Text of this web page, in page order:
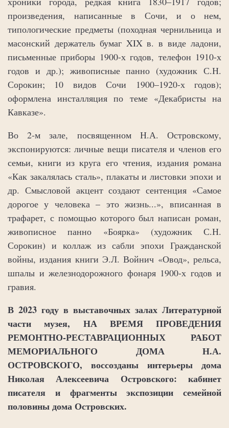
произведения, написанные в Сочи, и о нем,
типологические предметы (походная чернильница и
масонский держатель бумаг XIX в. в виде ладони,
письменные приборы 1900-х годов, телефон 1910-х
годов и др.); живописные панно (художник С.Н.
Сорокин; 10 видов Сочи 1900–1920-х годов);
оформлена инсталляция по теме «Декабристы на
Кавказе».
Во 2-м зале, посвященном Н.А. Островскому,
экспонируются: личные вещи писателя и членов его
семьи, книги из круга его чтения, издания романа
«Как закалялась сталь», плакаты и листовки эпохи и
др. Смысловой акцент создают сентенция «Самое
дорогое у человека – это жизнь...», вписанная в
трафарет, с помощью которого был написан роман,
живописное панно «Боярка» (художник С.Н.
Сорокин) и коллаж из сабли эпохи Гражданской
войны, издания книги Э.Л. Войнич «Овод», рельса,
шпалы и железнодорожного фонаря 1900-х годов и
гравия.
В 2023 году в выставочных залах Литературной
части музея, НА ВРЕМЯ ПРОВЕДЕНИЯ
РЕМОНТНО-РЕСТАВРАЦИОННЫХ РАБОТ
МЕМОРИАЛЬНОГО ДОМА Н.А.
ОСТРОВСКОГО, воссозданы интерьеры дома
Николая Алексеевича Островского: кабинет
писателя и фрагменты экспозиции семейной
половины дома Островских.